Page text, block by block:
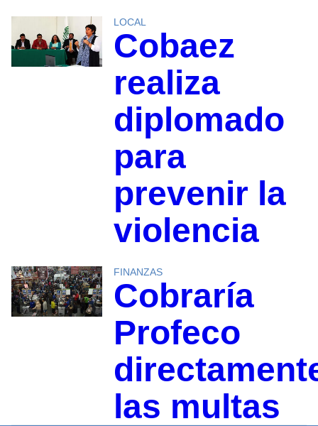
LOCAL
Cobaez
realiza
diplomado
para
prevenir la
violencia
FINANZAS
Cobraría
Profeco
las multas